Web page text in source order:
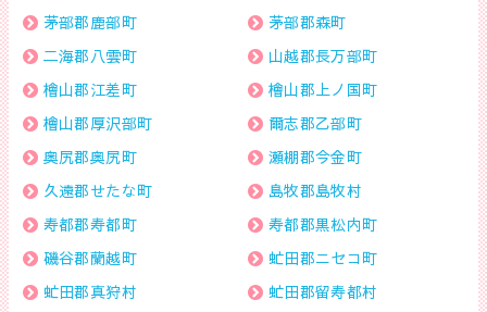
茅部郡鹿部町
茅部郡森町
二海郡八雲町
山越郡長万部町
檜山郡江差町
檜山郡上ノ国町
檜山郡厚沢部町
爾志郡乙部町
奥尻郡奥尻町
瀬棚郡今金町
久遠郡せたな町
島牧郡島牧村
寿都郡寿都町
寿都郡黒松内町
磯谷郡蘭越町
虻田郡ニセコ町
虻田郡真狩村
虻田郡留寿都村